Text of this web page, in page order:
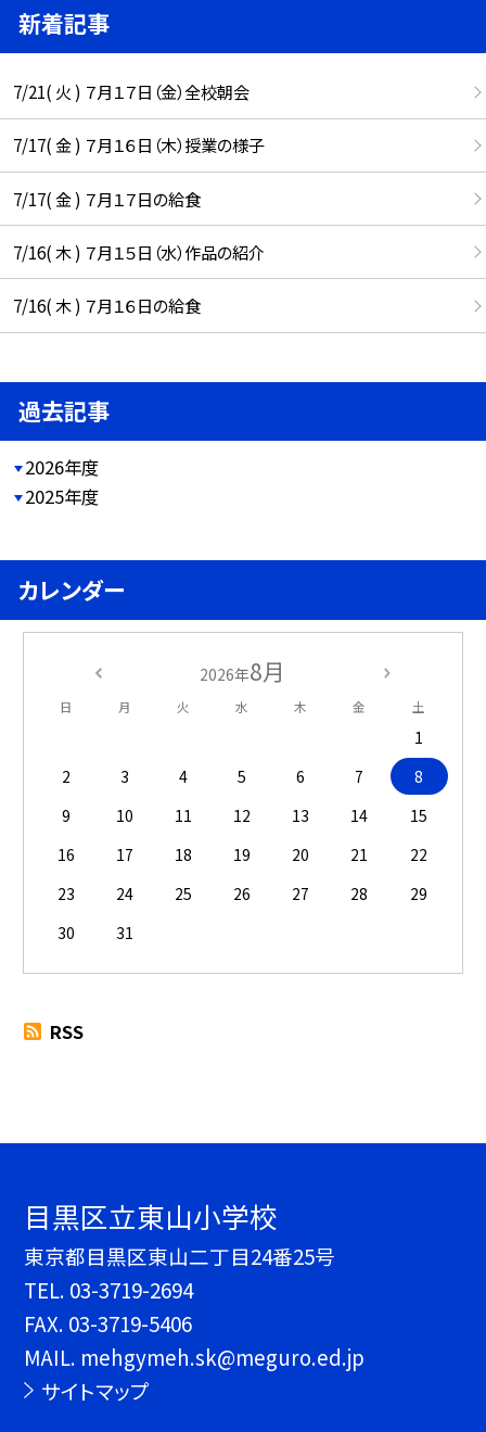
新着記事
7/21( 火 ) ７月１７日（金）全校朝会
7/17( 金 ) ７月１６日（木）授業の様子
7/17( 金 ) ７月１７日の給食
7/16( 木 ) ７月１５日（水）作品の紹介
7/16( 木 ) ７月１６日の給食
過去記事
2026年度
2025年度
カレンダー
2026年8月
日 月 火 水 木 金 土
1
2
3 4 5 6 7
8
9
10 11 12 13 14
15
16
17 18 19 20 21
22
23
24 25 26 27 28
29
30
31
RSS
目黒区立東山小学校
東京都目黒区東山二丁目24番25号
TEL. 03-3719-2694
FAX. 03-3719-5406
MAIL. mehgymeh.sk@meguro.ed.jp
サイトマップ